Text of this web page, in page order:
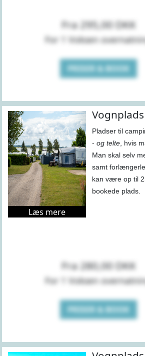
Fra 295,00 DKK
For 1 Voksen
PRISER & BOOK
Læs mere
Pladser til
- og telte , hvis
Man skal selv
samt
kan være op til
bookede plads.
Fra 280,00 DKK
For 1 Voksen
PRISER & BOOK